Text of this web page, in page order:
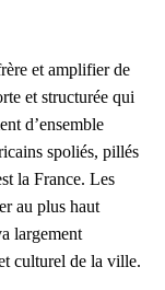
et amplifier de
et structurée qui
d’ensemble
spoliés, pillés
la France. Les
au plus haut
largement
culturel de la ville.